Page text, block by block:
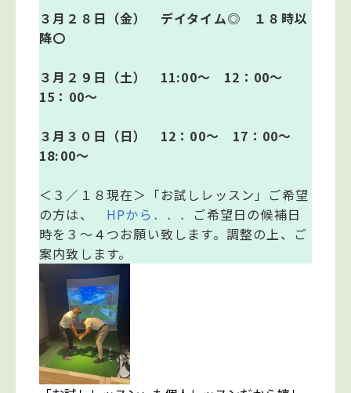
３月２８日（金） デイタイム◎ １８時以
降〇
３月２９日（土） 11:00～ 12：00～
15：00～
３月３０日（日） 12：00～ 17：00～
18:00～
＜３／１８現在＞「お試しレッスン」ご希望
の方は、 HPから．．．
ご希望日の候補日
時を３～４つお願い致します。調整の上、ご
案内致します。